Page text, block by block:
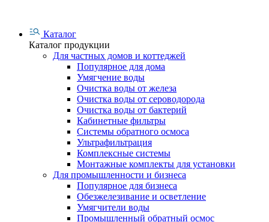
Каталог
Каталог продукции
Для частных домов и коттеджей
Популярное для дома
Умягчение воды
Очистка воды от железа
Очистка воды от сероводорода
Очистка воды от бактерий
Кабинетные фильтры
Системы обратного осмоса
Ультрафильтрация
Комплексные системы
Монтажные комплекты для установки
Для промышленности и бизнеса
Популярное для бизнеса
Обезжелезивание и осветление
Умягчители воды
Промышленный обратный осмос